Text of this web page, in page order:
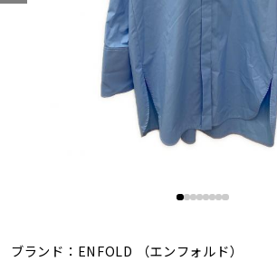
ブランド： ENFOLD （エンフォルド）